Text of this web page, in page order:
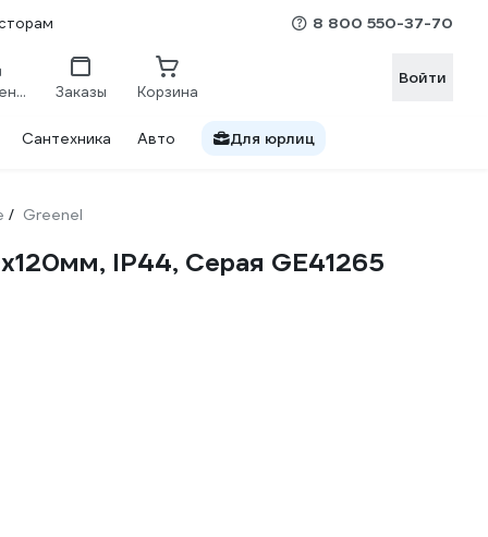
8 800 550-37-70
Сравнение Заказы Корзина
Войти
Сантехника Авто Для юрлиц
/ Greenel
IP44, Серая GE41265